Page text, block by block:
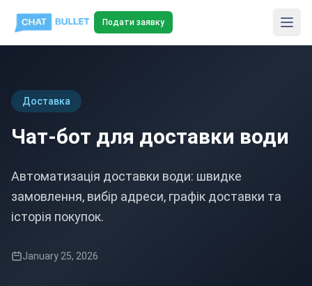
Подати заявку
Доставка
Чат-бот для доставки води
Автоматизація доставки води: швидке
замовлення, вибір адреси, графік доставки та
історія покупок.
January 25, 2026